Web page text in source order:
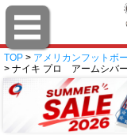
TOP > アメリカンフットボ
> ナイキ プロ アームシバ